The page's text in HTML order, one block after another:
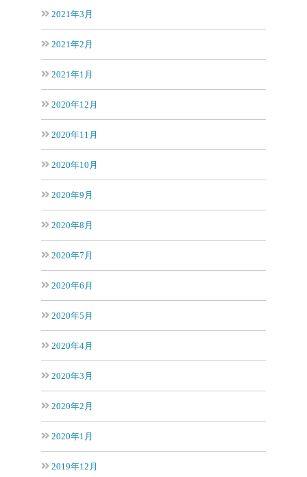
2021年3月
2021年2月
2021年1月
2020年12月
2020年11月
2020年10月
2020年9月
2020年8月
2020年7月
2020年6月
2020年5月
2020年4月
2020年3月
2020年2月
2020年1月
2019年12月